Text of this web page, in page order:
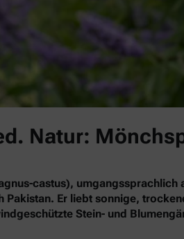
Natur:
castus),
Pakistan. Er liebt sonnige,
Stein- und